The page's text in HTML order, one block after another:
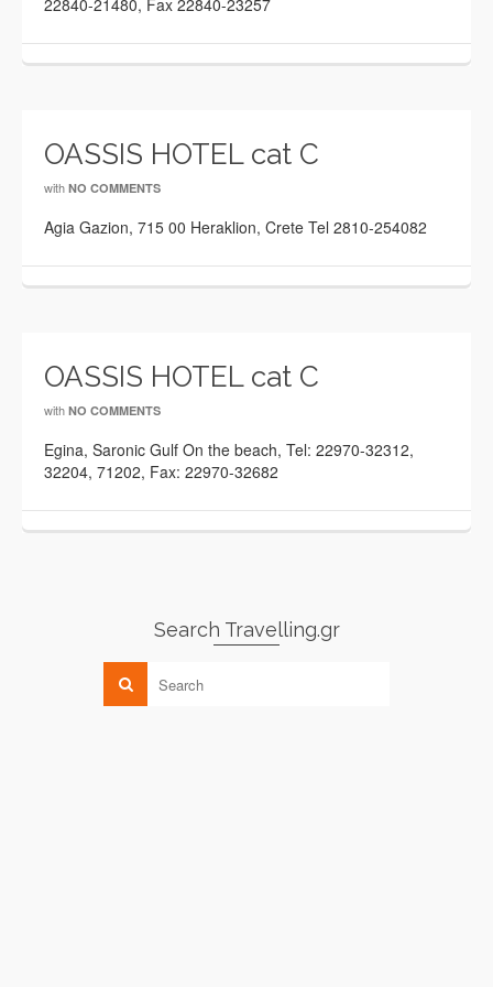
22840-21480, Fax 22840-23257
OASSIS HOTEL cat C
with NO COMMENTS
Agia Gazion, 715 00 Heraklion, Crete Tel 2810-254082
OASSIS HOTEL cat C
with NO COMMENTS
Egina, Saronic Gulf On the beach, Tel: 22970-32312,
32204, 71202, Fax: 22970-32682
Search Travelling.gr